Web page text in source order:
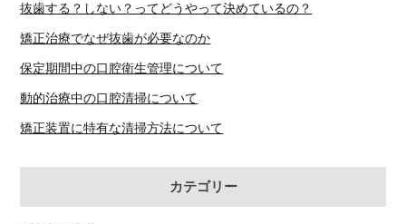
抜歯する？しない？ってどうやって決めているの？
矯正治療でなぜ抜歯が必要なのか
保定期間中の口腔衛生管理について
動的治療中の口腔清掃について
矯正装置に特有な清掃方法について
カテゴリー